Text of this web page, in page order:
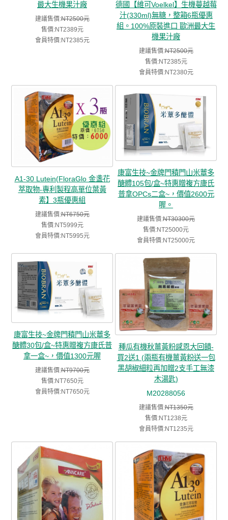
最大生機果汁廠
建議售價:NT2500元
售價:NT2389元
會員特價:NT2385元
德國【維可Voelkel】生機蔓越莓
汁(330ml)無糖，整箱6瓶優惠
組。100%原裝進口 歐洲最大生
機果汁廠
建議售價:NT2500元
售價:NT2385元
會員特價:NT2380元
A1-30 Lutein(FloraGlo 金盞花
萃取物-專利製程高單位葉黃
素】3瓶優惠組
建議售價:NT6750元
售價:NT5999元
會員特價:NT5995元
康富生技~金牌門積門山米蕈多
醣體105包/盒~特惠贈複方康氏
普拿OPCs二盒~，價值2600元
喔。
建議售價:NT30300元
售價:NT25000元
會員特價:NT25000元
康富生技~金牌門積門山米蕈多
醣體30包/盒~特惠贈複方康氏普
拿一盒~，價值1300元喔
建議售價:NT9700元
售價:NT7650元
會員特價:NT7650元
種瓜有機秋薑黃粉感恩大回饋-
買2送1 (兩瓶有機薑黃粉送一包
黑胡椒細粒再加贈2支手工無漆
木湯匙)
M20288056
建議售價:NT1350元
售價:NT1238元
會員特價:NT1235元